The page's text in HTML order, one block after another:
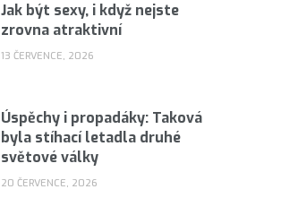
Jak být sexy, i když nejste
zrovna atraktivní
13 ČERVENCE, 2026
Úspěchy i propadáky: Taková
byla stíhací letadla druhé
světové války
20 ČERVENCE, 2026